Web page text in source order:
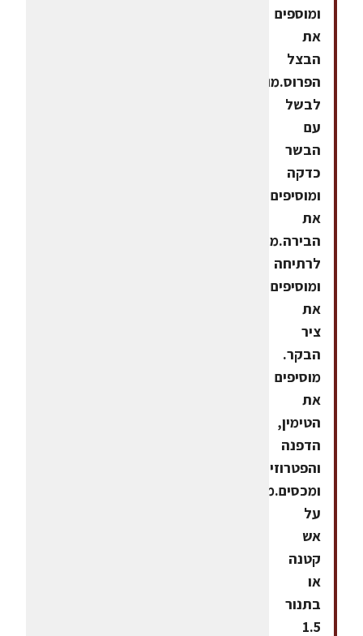
ומוספים
את
הבצל
הפרוס.מוסיפים
לבשל
עם
הבשר
כדקה
ומוסיפים
את
הבירה.מביאים
לרתיחה
ומוסיפים
את
ציר
הבקר.
מוסיפים
את
הטימין,
הדפנה
והפטרוזיליה
ומכסים.מבשלים
על
אש
קטנה
או
בתנור
1.5